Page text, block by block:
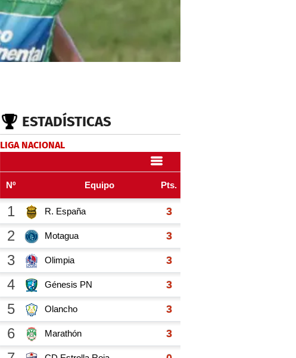
ESTADÍSTICAS
LIGA NACIONAL